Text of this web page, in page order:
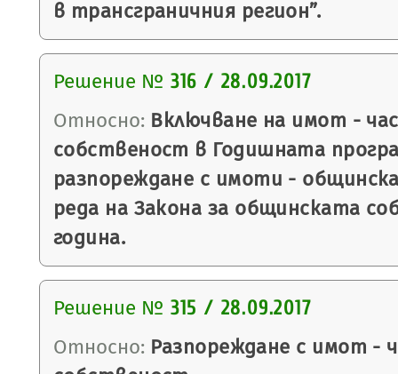
в трансграничния регион”.
Решение № 316 / 28.09.2017
Относно: Включване на имот -
собственост в Годишната
разпореждане с имоти -
реда на Закона за общинската
година.
Решение № 315 / 28.09.2017
Относно: Разпореждане с имот -